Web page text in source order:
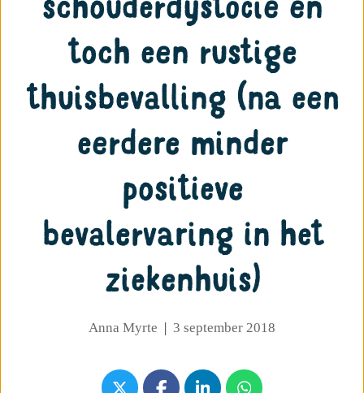
toch een rustige
thuisbevalling (na een
eerdere minder
positieve
bevalervaring in het
ziekenhuis)
Anna Myrte | 3 september 2018